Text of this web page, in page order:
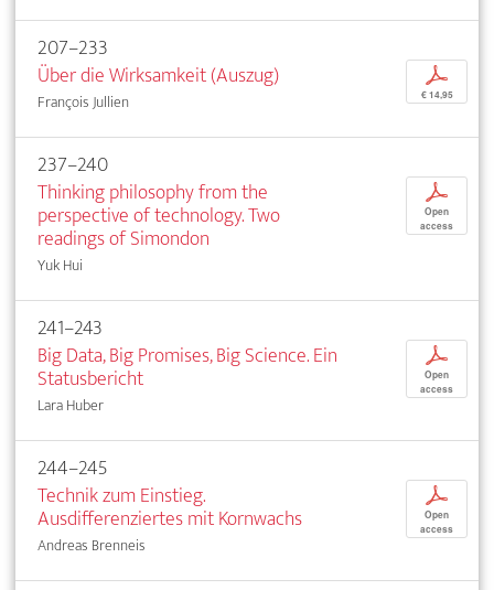
207–233
Über die Wirksamkeit (Auszug)
François Jullien
p
€ 14,95
237–240
Thinking philosophy from the
perspective of technology. Two
readings of Simondon
Yuk Hui
p
Open
access
241–243
Big Data, Big Promises, Big Science. Ein
Statusbericht
Lara Huber
p
Open
access
244–245
Technik zum Einstieg.
Ausdifferenziertes mit Kornwachs
Andreas Brenneis
p
Open
access